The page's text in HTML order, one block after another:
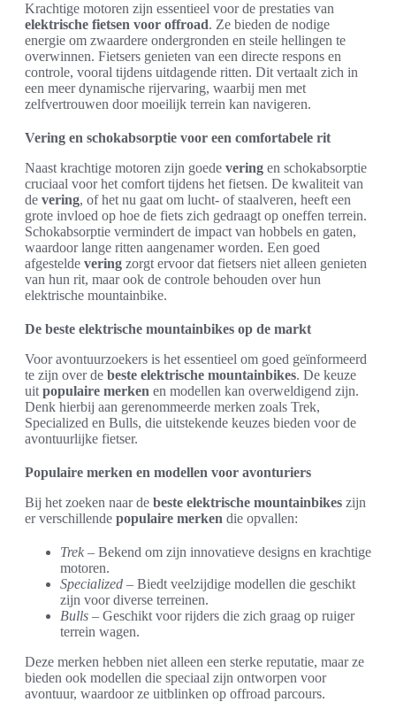
Krachtige motoren zijn essentieel voor de prestaties van
elektrische fietsen voor offroad. Ze bieden de nodige
energie om zwaardere ondergronden en steile hellingen te
overwinnen. Fietsers genieten van een directe respons en
controle, vooral tijdens uitdagende ritten. Dit vertaalt zich in
een meer dynamische rijervaring, waarbij men met
zelfvertrouwen door moeilijk terrein kan navigeren.
Vering en schokabsorptie voor een comfortabele rit
Naast krachtige motoren zijn goede vering en schokabsorptie
cruciaal voor het comfort tijdens het fietsen. De kwaliteit van
de vering, of het nu gaat om lucht- of staalveren, heeft een
grote invloed op hoe de fiets zich gedraagt op oneffen terrein.
Schokabsorptie vermindert de impact van hobbels en gaten,
waardoor lange ritten aangenamer worden. Een goed
afgestelde vering zorgt ervoor dat fietsers niet alleen genieten
van hun rit, maar ook de controle behouden over hun
elektrische mountainbike.
De beste elektrische mountainbikes op de markt
Voor avontuurzoekers is het essentieel om goed geïnformeerd
te zijn over de beste elektrische mountainbikes. De keuze
uit populaire merken en modellen kan overweldigend zijn.
Denk hierbij aan gerenommeerde merken zoals Trek,
Specialized en Bulls, die uitstekende keuzes bieden voor de
avontuurlijke fietser.
Populaire merken en modellen voor avonturiers
Bij het zoeken naar de beste elektrische mountainbikes zijn
er verschillende populaire merken die opvallen:
Trek – Bekend om zijn innovatieve designs en krachtige
motoren.
Specialized – Biedt veelzijdige modellen die geschikt
zijn voor diverse terreinen.
Bulls – Geschikt voor rijders die zich graag op ruiger
terrein wagen.
Deze merken hebben niet alleen een sterke reputatie, maar ze
bieden ook modellen die speciaal zijn ontworpen voor
avontuur, waardoor ze uitblinken op offroad parcours.